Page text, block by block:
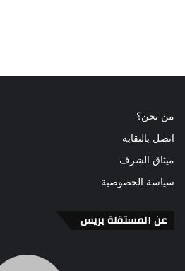
من نحن؟
اتصل بالنقابة
ميثاق الشرف
سياسة الخصوصية
عن المستقلة بريس